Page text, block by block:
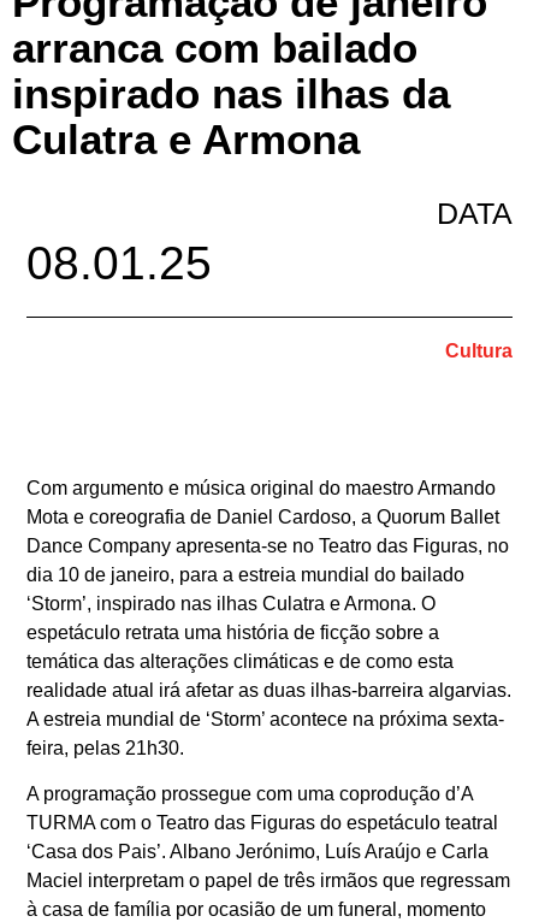
arranca com bailado
inspirado nas ilhas da
Culatra e Armona
DATA
08.01.25
Cultura
Com argumento e música original do maestro Armando
Mota e coreografia de Daniel Cardoso, a Quorum Ballet
Dance Company apresenta-se no Teatro das Figuras, no
dia 10 de janeiro, para a estreia mundial do bailado
‘Storm’, inspirado nas ilhas Culatra e Armona. O
espetáculo retrata uma história de ficção sobre a
temática das alterações climáticas e de como esta
realidade atual irá afetar as duas ilhas-barreira algarvias.
A estreia mundial de ‘Storm’ acontece na próxima sexta-
feira, pelas 21h30.
A programação prossegue com uma coprodução d’A
TURMA com o Teatro das Figuras do espetáculo teatral
‘Casa dos Pais’. Albano Jerónimo, Luís Araújo e Carla
Maciel interpretam o papel de três irmãos que regressam
à casa de família por ocasião de um funeral, momento